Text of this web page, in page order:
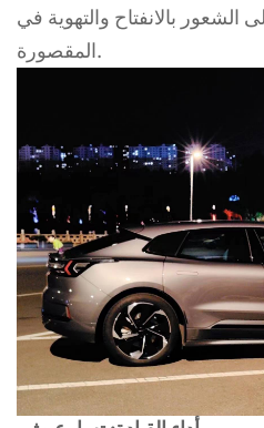
الشعور بالانفتاح والتهوية في
المقصورة.